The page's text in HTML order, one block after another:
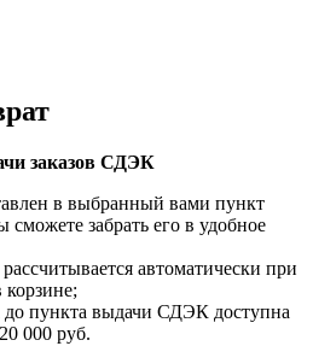
заказов СДЭК
в выбранный вами пункт
забрать его в удобное
автоматически при
корзине;
до пункта выдачи СДЭК доступна
000 руб.